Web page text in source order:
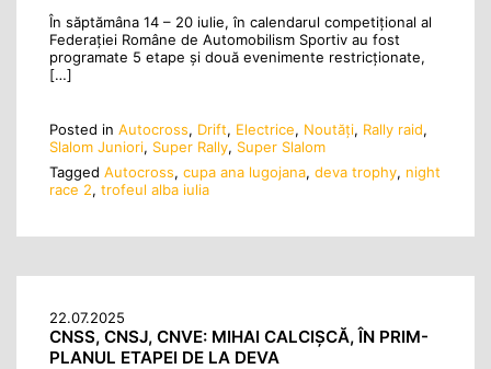
În săptămâna 14 – 20 iulie, în calendarul competițional al
Federației Române de Automobilism Sportiv au fost
programate 5 etape și două evenimente restricționate,
[…]
Posted in Autocross, Drift, Electrice, Noutăţi, Rally raid,
Slalom Juniori, Super Rally, Super Slalom
Tagged Autocross, cupa ana lugojana, deva trophy, night
race 2, trofeul alba iulia
22.07.2025
CNSS, CNSJ, CNVE: MIHAI CALCIȘCĂ, ÎN PRIM-
PLANUL ETAPEI DE LA DEVA